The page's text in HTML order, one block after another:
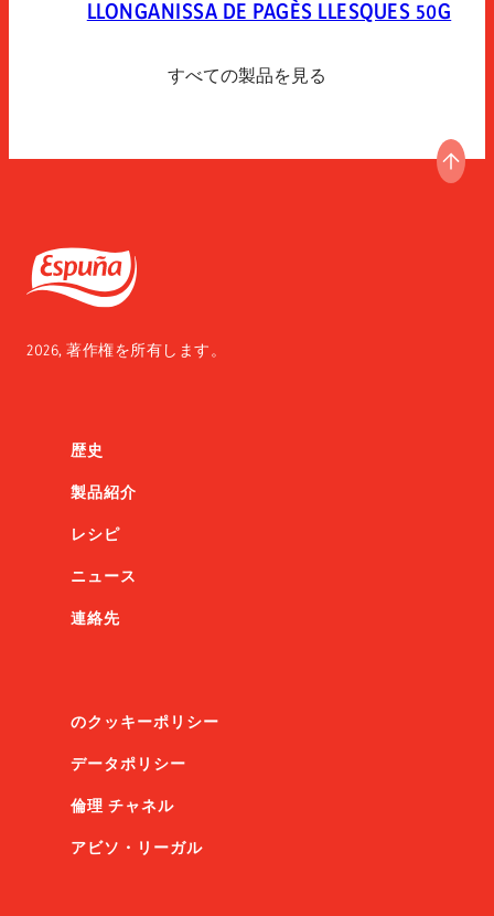
LLONGANISSA DE PAGÈS LLESQUES 50G
すべての製品を見る
Espuña
2026, 著作権を所有します。
歴史
製品紹介
レシピ
ニュース
連絡先
のクッキーポリシー
データポリシー
倫理 チャネル
アビソ・リーガル
ペー